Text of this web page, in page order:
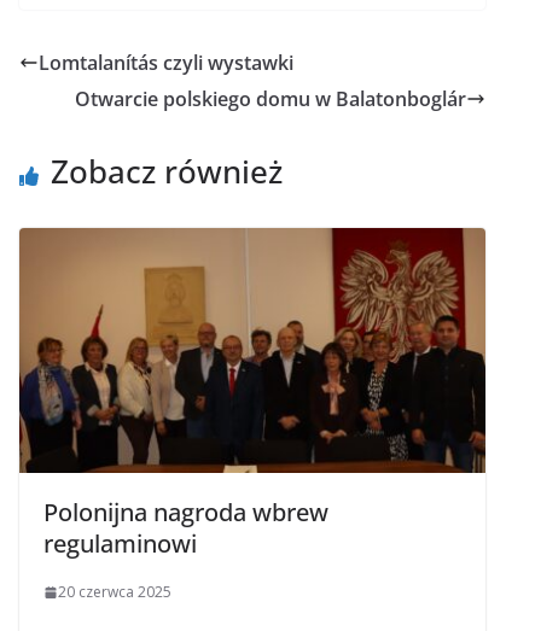
Lomtalanítás czyli wystawki
Otwarcie polskiego domu w Balatonboglár
Zobacz również
Polonijna nagroda wbrew
regulaminowi
20 czerwca 2025